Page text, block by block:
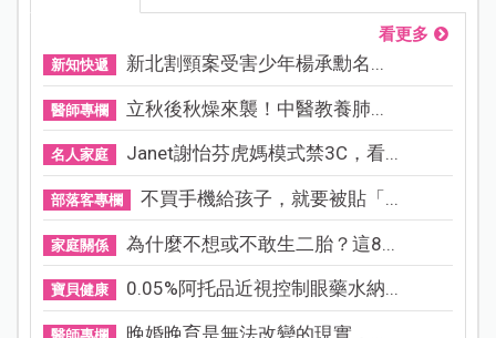
看更多
新知快遞 新北割頸案受害少年楊承勳名...
醫師專欄 立秋後秋燥來襲！中醫教養肺...
名人家庭 Janet謝怡芬虎媽模式禁3C，看...
部落客專欄 不買手機給孩子，就要被貼「...
家庭關係 為什麼不想或不敢生二胎？這8...
寶貝健康 0.05%阿托品近視控制眼藥水納...
晚婚晚育是無法改變的現實，...